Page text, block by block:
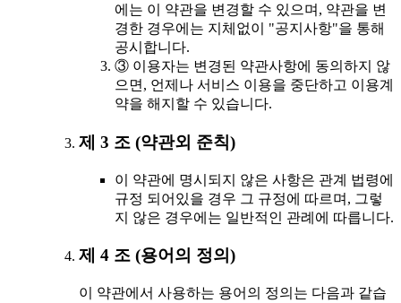
에는 이 약관을 변경할 수 있으며, 약관을 변
경한 경우에는 지체없이 "공지사항"을 통해
공시합니다.
③ 이용자는 변경된 약관사항에 동의하지 않
으면, 언제나 서비스 이용을 중단하고 이용계
약을 해지할 수 있습니다.
제 3 조 (약관외 준칙)
이 약관에 명시되지 않은 사항은 관계 법령에
규정 되어있을 경우 그 규정에 따르며, 그렇
지 않은 경우에는 일반적인 관례에 따릅니다.
제 4 조 (용어의 정의)
이 약관에서 사용하는 용어의 정의는 다음과 같습